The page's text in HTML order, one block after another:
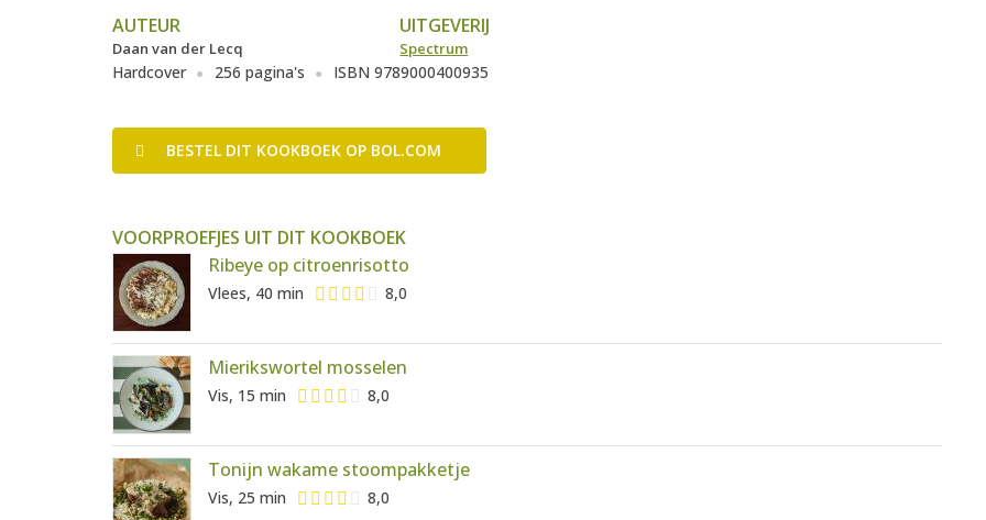
AUTEUR
Daan van der Lecq
UITGEVERIJ
Spectrum
Hardcover 256 pagina's ISBN 9789000400935
BESTEL DIT KOOKBOEK OP BOL.COM
VOORPROEFJES UIT DIT KOOKBOEK
Ribeye op citroenrisotto
Vlees, 40 min 8,0
Mierikswortel mosselen
Vis, 15 min 8,0
Tonijn wakame stoompakketje
Vis, 25 min 8,0